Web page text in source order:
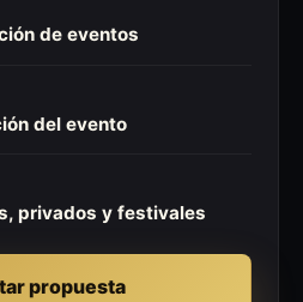
de eventos
del evento
privados y festivales
propuesta